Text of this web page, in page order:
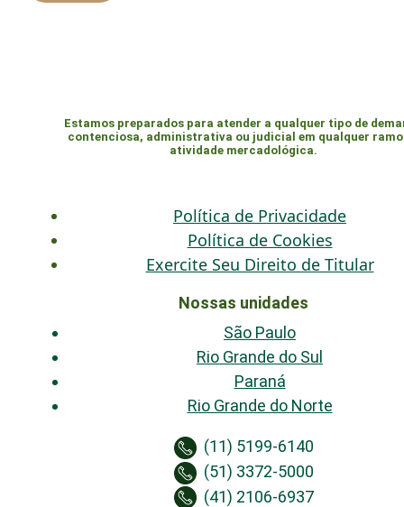
Estamos preparados para atender a qualquer tipo de
contenciosa, administrativa ou judicial em qualquer ramo
atividade mercadológica.
Política de Privacidade
Política de Cookies
Exercite Seu Direito de Titular
Nossas unidades
São Paulo
Rio Grande do Sul
Paraná
Rio Grande do Norte
(11) 5199-6140
(51) 3372-5000
(41) 2106-6937